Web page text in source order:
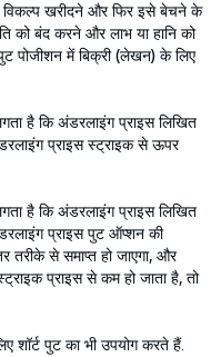
खरीदने और फिर इसे बेचने के
को बंद करने और लाभ या हानि को
पोजीशन में बिक्री (लेखन) के लिए
है कि अंडरलाइंग प्राइस लिखित
प्राइस स्ट्राइक से ऊपर
है कि अंडरलाइंग प्राइस लिखित
प्राइस पुट ऑप्शन की
तरीके से समाप्त हो जाएगा, और
प्राइस से कम हो जाता है, तो
शॉर्ट पुट का भी उपयोग करते हैं.